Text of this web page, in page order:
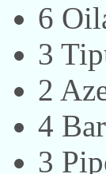
6
3
2
4
3